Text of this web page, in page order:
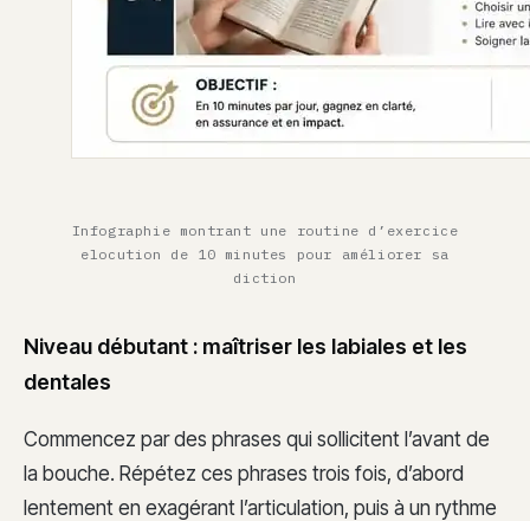
Infographie montrant une routine d’exercice
elocution de 10 minutes pour améliorer sa
diction
Niveau débutant : maîtriser les labiales et les
dentales
Commencez par des phrases qui sollicitent l’avant de
la bouche. Répétez ces phrases trois fois, d’abord
lentement en exagérant l’articulation, puis à un rythme